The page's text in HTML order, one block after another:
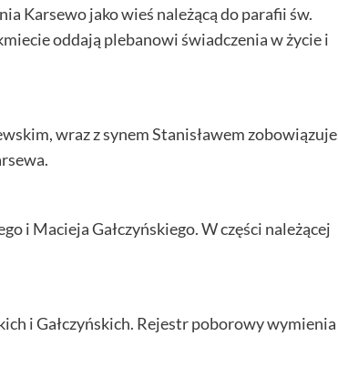
Karsewo jako wieś należącą do parafii św.
oddają plebanowi świadczenia w życie i
wraz z synem Stanisławem zobowiązuje
i Macieja Gałczyńskiego. W części należącej
i Gałczyńskich. Rejestr poborowy wymienia